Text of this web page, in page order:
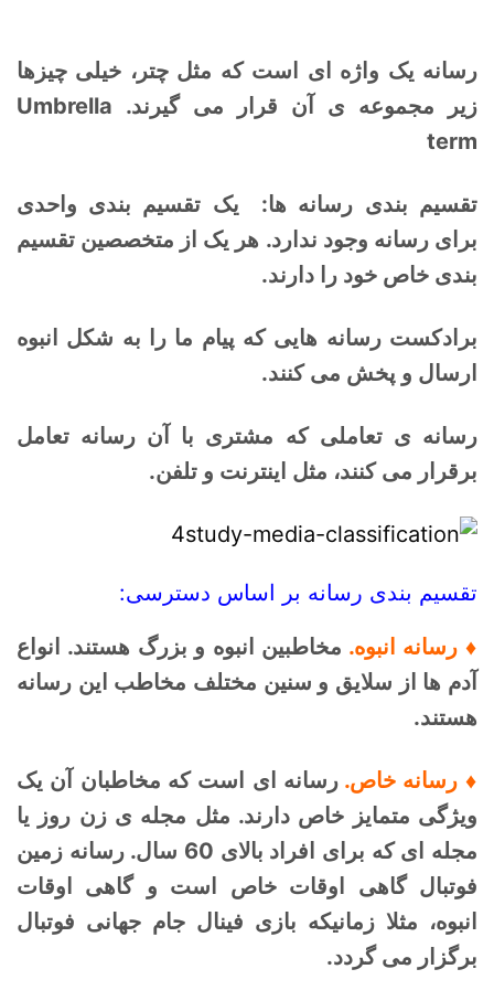
رسانه یک واژه ای است که مثل چتر، خیلی چیزها
زیر مجموعه ی آن قرار می گیرند. Umbrella
term
تقسیم بندی رسانه ها: یک تقسیم بندی واحدی
برای رسانه وجود ندارد. هر یک از متخصصین تقسیم
بندی خاص خود را دارند.
برادکست رسانه هایی که پیام ما را به شکل انبوه
ارسال و پخش می کنند.
رسانه ی تعاملی که مشتری با آن رسانه تعامل
برقرار می کنند، مثل اینترنت و تلفن.
تقسیم بندی رسانه بر اساس دسترسی:
♦ رسانه انبوه. مخاطبین انبوه و بزرگ هستند. انواع
آدم ها از سلایق و سنین مختلف مخاطب این رسانه
هستند.
♦ رسانه خاص. رسانه ای است که مخاطبان آن یک
ویژگی متمایز خاص دارند. مثل مجله ی زن روز یا
مجله ای که برای افراد بالای 60 سال. رسانه زمین
فوتبال گاهی اوقات خاص است و گاهی اوقات
انبوه، مثلا زمانیکه بازی فینال جام جهانی فوتبال
برگزار می گردد.